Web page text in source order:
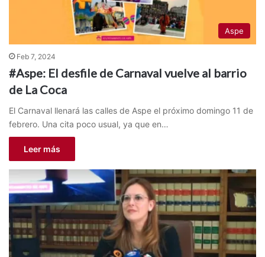
Aspe
Feb 7, 2024
#Aspe: El desfile de Carnaval vuelve al barrio
de La Coca
El Carnaval llenará las calles de Aspe el próximo domingo 11 de
febrero. Una cita poco usual, ya que en…
Leer más